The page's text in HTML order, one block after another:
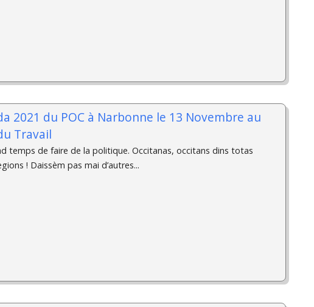
2021 du POC à Narbonne le 13 Novembre au
Travail
temps de faire de la politique. Occitanas, occitans dins totas
! Daissèm pas mai d’autres...